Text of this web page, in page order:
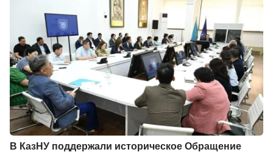
В КазНУ поддержали историческое Обращение